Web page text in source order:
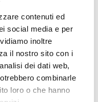
contenuti ed
social media e per
inoltre
il nostro sito con i
dei dati web,
combinarle
loro o che hanno